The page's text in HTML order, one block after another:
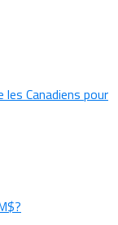
les Canadiens pour